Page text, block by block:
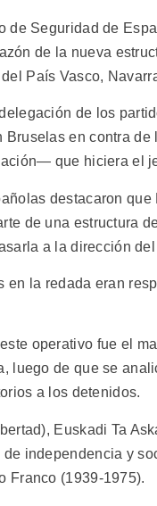
de Seguridad de
de la nueva
País Vasco,
de los
Bruselas en contra
que hiciera el
destacaron
de una estructura
a la dirección
en la redada eran
operativo fue el
luego de que se
a los detenidos.
Euskadi Ta
de independencia y
Franco (1939-1975).